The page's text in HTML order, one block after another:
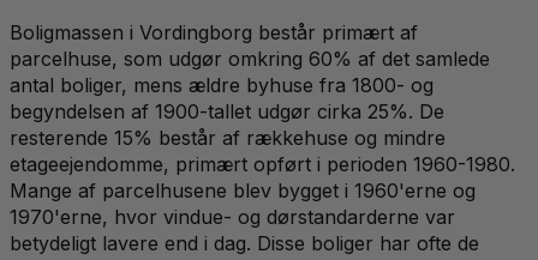
Boligmassen i Vordingborg består primært af
parcelhuse, som udgør omkring 60% af det samlede
antal boliger, mens ældre byhuse fra 1800- og
begyndelsen af 1900-tallet udgør cirka 25%. De
resterende 15% består af rækkehuse og mindre
etageejendomme, primært opført i perioden 1960-1980.
Mange af parcelhusene blev bygget i 1960'erne og
1970'erne, hvor vindue- og dørstandarderne var
betydeligt lavere end i dag. Disse boliger har ofte de